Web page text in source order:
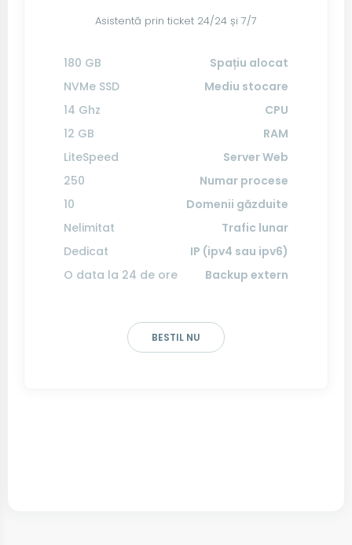
Asistentă prin ticket 24/24 și 7/7
Spațiu alocat
180 GB
Mediu stocare
NVMe SSD
CPU
14 Ghz
RAM
12 GB
Server Web
LiteSpeed
Numar procese
250
Domenii găzduite
10
Trafic lunar
Nelimitat
IP (ipv4 sau ipv6)
Dedicat
Backup extern
O data la 24 de ore
BESTIL NU